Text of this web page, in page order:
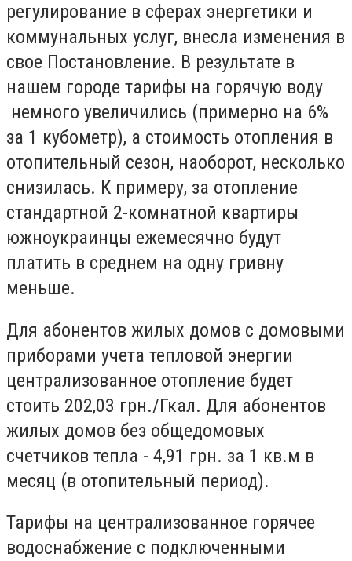
регулирование в сферах энергетики и
коммунальных услуг, внесла изменения в
свое Постановление. В результате в
нашем городе тарифы на горячую воду
немного увеличились (примерно на 6%
за 1 кубометр), а стоимость отопления в
отопительный сезон, наоборот, несколько
снизилась. К примеру, за отопление
стандартной 2-комнатной квартиры
южноукраинцы ежемесячно будут
платить в среднем на одну гривну
меньше.
Для абонентов жилых домов с домовыми
приборами учета тепловой энергии
централизованное отопление будет
стоить 202,03 грн./Гкал. Для абонентов
жилых домов без общедомовых
счетчиков тепла - 4,91 грн. за 1 кв.м в
месяц (в отопительный период).
Тарифы на централизованное горячее
водоснабжение с подключенными